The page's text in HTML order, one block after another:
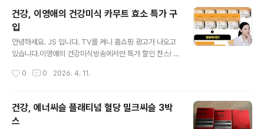
용하고, 6월 16일 개통 완료 조건입니다. 가입을 진행합니
다.보유 유심 인증 진행가입을 진행합니다. 개인 인증 및 가
입 정보를 입력하고, 희망 선호를 선택하면 완료됩니다.실
프 개통 진행은 시간이 좀 걸려 진행되었습니다.희망 번호
입력 후 가입이 완료되었습니다. 이제 월 110원으로 평생
건강, 이영애의 건강미식 카무트 효소 특가 구
입
안녕하세요. JS 입니다. TV를 켜니 홈쇼핑 광고가 나오고
있습니다.이영애의 건강미식방송에서만 특가 할인 찬스! 9
19,000원 추가 할인 만원 = 209,000원특가 가격 맞나
효소가 필요했는데, 마침 잘 구입한 거 같아요. 나이 먹을수
록 소화 능력이 떨어지게 됩니다.이럴 때 효소 2-3개월 구
0 0 2026. 4. 11.
건강, 에너씨슬 플래티넘 혈당 밀크씨슬 3박
스